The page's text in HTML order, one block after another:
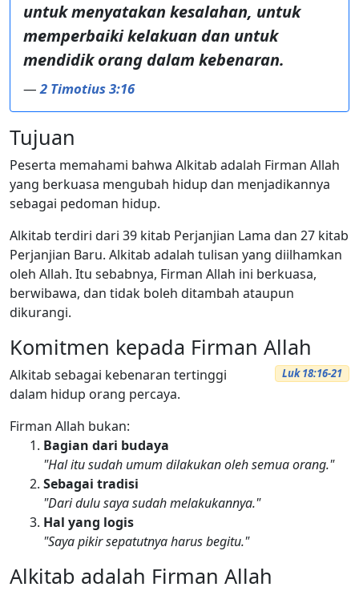
untuk menyatakan kesalahan, untuk
memperbaiki kelakuan dan untuk
mendidik orang dalam kebenaran.
—2 Timotius 3:16
Tujuan
Peserta memahami bahwa Alkitab adalah Firman Allah
yang berkuasa mengubah hidup dan menjadikannya
sebagai pedoman hidup.
Alkitab terdiri dari 39 kitab Perjanjian Lama dan 27 kitab
Perjanjian Baru. Alkitab adalah tulisan yang diilhamkan
oleh Allah. Itu sebabnya, Firman Allah ini berkuasa,
berwibawa, dan tidak boleh ditambah ataupun
dikurangi.
Komitmen kepada Firman Allah
Luk 18:16-21
Alkitab sebagai kebenaran tertinggi
dalam hidup orang percaya.
Firman Allah bukan:
Bagian dari budaya
"Hal itu sudah umum dilakukan oleh semua orang."
Sebagai tradisi
"Dari dulu saya sudah melakukannya."
Hal yang logis
"Saya pikir sepatutnya harus begitu."
Alkitab adalah Firman Allah